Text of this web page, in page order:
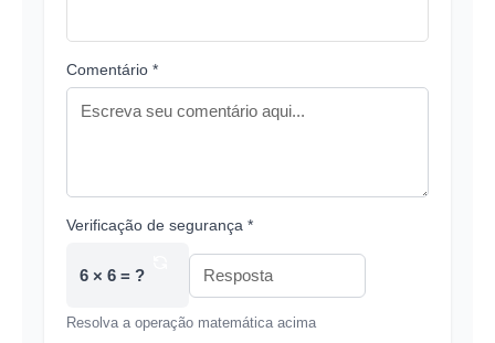
Comentário *
Verificação de segurança *
6 × 6 = ?
Resolva a operação matemática acima